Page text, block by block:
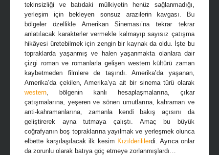
tekinsizliği ve batıdaki mülkiyetin henüz sağlanmadığı,
yerleşim için bekleyen sonsuz arazilerin kavgası. Bu
bölgeler özellikle Amerikan Sineması’na tekrar tekrar
anlatılacak karakterler vermekle kalmayıp sayısız çatışma
hikâyesi üretebilmek için zengin bir kaynak da oldu. İşte bu
topraklarda yaşanmış ve halen yaşanmakta olanlara dair
çizgi roman ve romanlarla gelişen western kültürü zaman
kaybetmeden filmlere de taşındı. Amerika’da yaşanan,
Amerika’da çekilen, Amerika’ya ait bir sinema türü olarak
western , bölgenin kanlı hesaplaşmalarına, çıkar
çatışmalarına, yeşeren ve sönen umutlarına, kahraman ve
anti-kahramanlarına, zamanla kendi bakış açısını da
geliştirerek ayna tutmaya çalıştı. Amaç bu büyük
coğrafyanın boş topraklarına yayılmak ve yerleşmek olunca
elbette karşılaşılacak ilk kesim Kızılderililerdi. Ayrıca onlar
da zorunlu olarak batıya göç etmeye zorlanmışlardı…